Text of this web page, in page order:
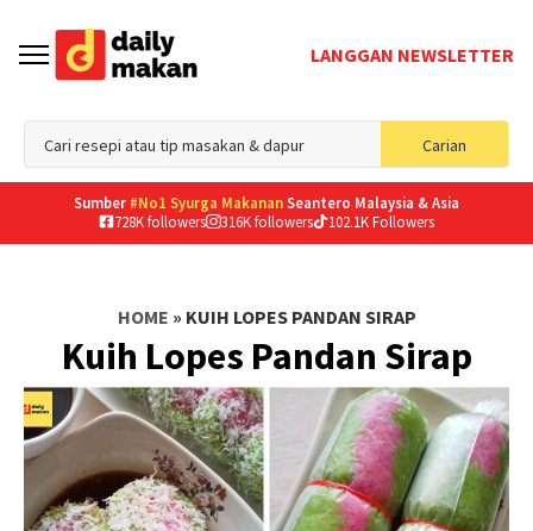
LANGGAN NEWSLETTER
Carian
for:
Sumber #No1 Syurga MakananSeantero Malaysia & Asia
728K followers
316K followers 102.1K Followers
HOME » KUIH LOPES PANDAN SIRAP
Kuih Lopes Pandan Sirap